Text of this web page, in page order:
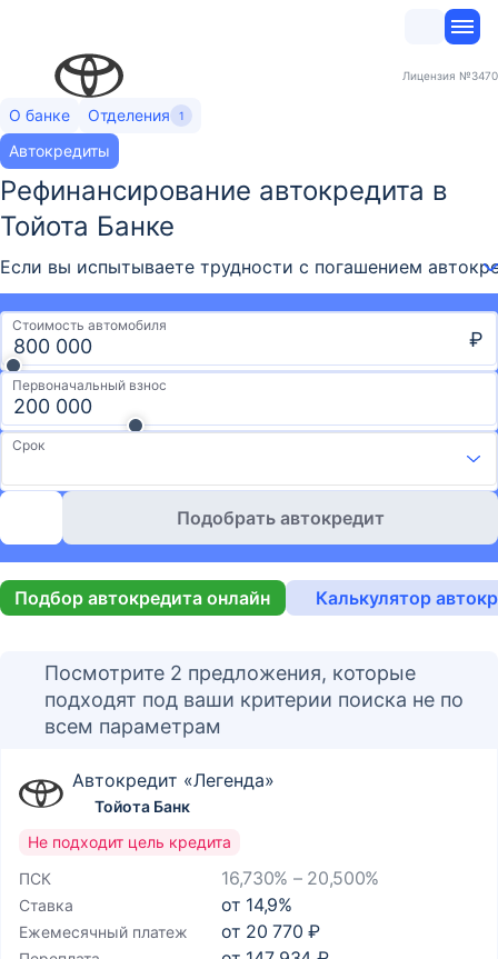
Лицензия №3470
О банке Отделения 1
Автокредиты
Рефинансирование автокредита в
Тойота Банке
Если вы испытываете трудности с погашением
Стоимость автомобиля
₽
Первоначальный взнос
Срок
Подобрать автокредит
Подбор автокредита онлайн Калькулятор
Посмотрите 2 предложения, которые
подходят под ваши критерии поиска не по
всем параметрам
Автокредит «Легенда»
Тойота Банк
ПСК 16,730% – 20,500%
Ставка от 14,9%
Ежемесячный платеж от 20 770 ₽
Не подходит цель кредита